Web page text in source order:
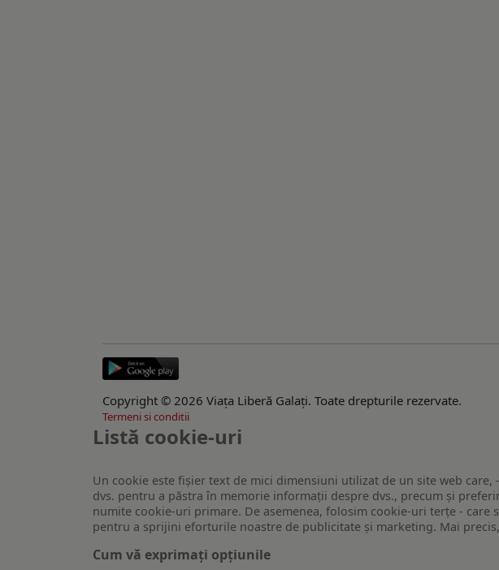
Copyright © 2026 Viaţa Liberă Galaţi. Toate drepturile rezervate.
Termeni si conditii
Listă cookie-uri
Un cookie este fişier text de mici dimensiuni utilizat de un site web
dvs. pentru a păstra în memorie informații despre dvs., precum și
numite cookie-uri primare. De asemenea, folosim cookie-uri terțe -
pentru a sprijini eforturile noastre de publicitate și marketing. Mai
Cum vă exprimați opțiunile